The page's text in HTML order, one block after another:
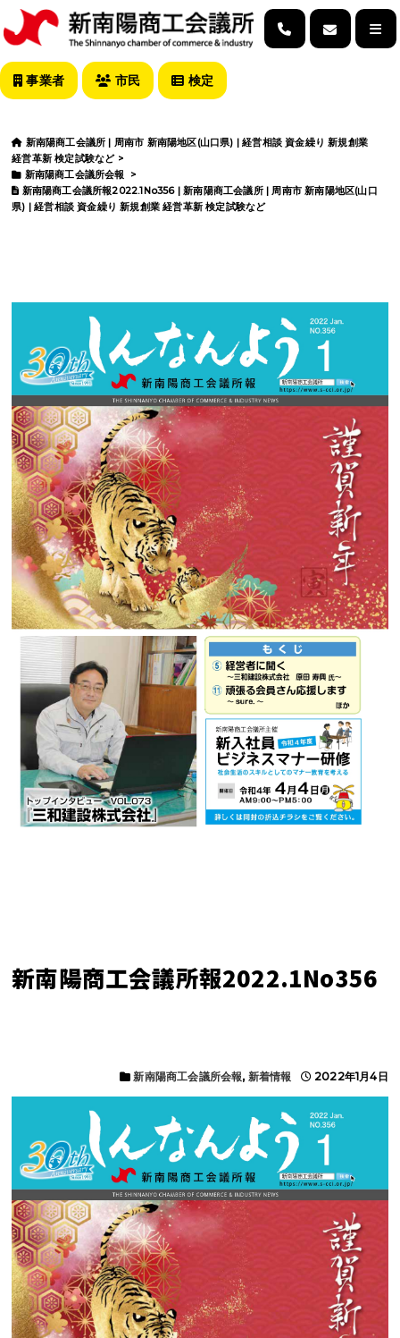
事業者 市民 検定
新南陽商工会議所 | 周南市 新南陽地区(山口県) | 経営相談 資金繰り 新規創業
経営革新 検定試験など>
新南陽商工会議所会報
>
新南陽商工会議所報2022.1No356 | 新南陽商工会議所 | 周南市 新南陽地区(山口
県) | 経営相談 資金繰り 新規創業 経営革新 検定試験など
新南陽商工会議所報2022.1No356
2022年1月4日
新南陽商工会議所会報, 新着情報